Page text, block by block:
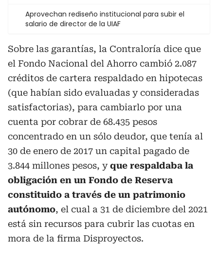
Aprovechan rediseño institucional para subir el
salario de director de la UIAF
Sobre las garantías, la Contraloría dice que
el Fondo Nacional del Ahorro cambió 2.087
créditos de cartera respaldado en hipotecas
(que habían sido evaluadas y consideradas
satisfactorias), para cambiarlo por una
cuenta por cobrar de 68.435 pesos
concentrado en un sólo deudor, que tenía al
30 de enero de 2017 un capital pagado de
3.844 millones pesos, yque respaldaba la
obligación en un Fondo de Reserva
constituido a través de un patrimonio
autónomo, el cual a 31 de diciembre del 2021
está sin recursos para cubrir las cuotas en
mora de la firma Disproyectos.